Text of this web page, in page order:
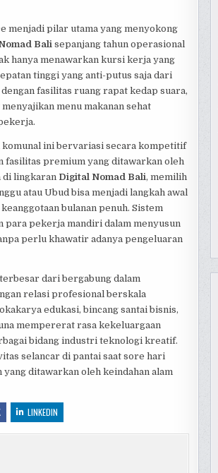
menjadi pilar utama yang menyokong
Balisepanjang tahun operasional
hanya menawarkan kursi kerja yang
tinggi yang anti-putus saja dari
fasilitas ruang rapat kedap suara,
menu makanan sehat
ini bervariasi secara kompetitif
fasilitas premium yang ditawarkan oleh
di lingkaran Digital Nomad Bali, memilih
atau Ubud bisa menjadi langkah awal
bulanan penuh. Sistem
para pekerja mandiri dalam menyusun
perlu khawatir adanya pengeluaran
dari bergabung dalam
relasi profesional berskala
edukasi, bincang santai bisnis,
mempererat rasa kekeluargaan
bidang industri teknologi kreatif.
selancar di pantai saat sore hari
ditawarkan oleh keindahan alam
LINKEDIN